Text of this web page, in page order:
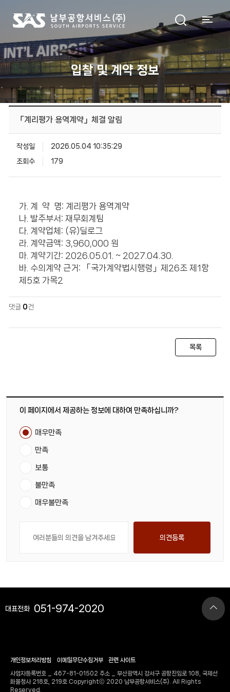
입찰 및 계약 정보
「계리평가 용역계약」체결 알림
작성일 2026.05.04 10:35:29
조회수 179
가. 계 약 명: 계리평가 용역계약
나. 발주부서: 재무회계팀
다. 계약업체: (유)딜로그
라. 계약금액: 3,960,000 원
마. 계약기간: 2026.05.01. ~ 2027.04.30.
바. 수의계약 근거: 「국가계약법시행령」제26조 제1항
제5호 가목2
댓글 0건
목록
이 페이지에서 제공하는 정보에 대하여 만족하십니까?
매우만족
만족
보통
불만족
매우불만족
의견등록
대표전화 051-974-2020
개인정보처리방침 이메일무단수집거부 관련 사이트
사업자등록번호 _ 467-81-01502 주소 _ 부산광역시 강서구 공항진입로 108, 국제선
화물청사 218호, 219호 Copyrightⓒ 2020 남부공항서비스(주). All Rights
Reserved.